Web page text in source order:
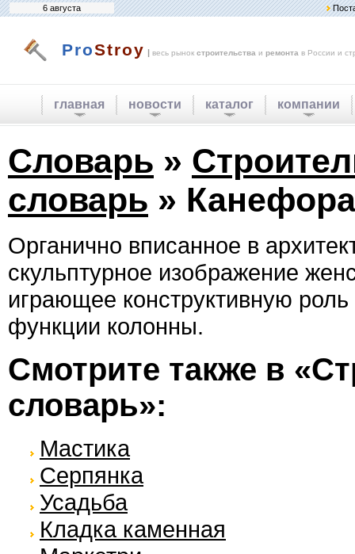
6 августа
ProStroy | весь рынок строительства и ремонта в России и
главная новости каталог компании
Словарь »
словарь » Канефора
Органично вписанное в
скульптурное изображение
играющее конструктивную
функции колонны.
Смотрите также в
словарь»:
Мастика
Серпянка
Усадьба
Кладка каменная